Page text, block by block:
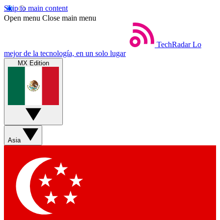
Skip to main content
Open menu Close main menu
TechRadar Lo
mejor de la tecnología, en un solo lugar
MX Edition
Asia